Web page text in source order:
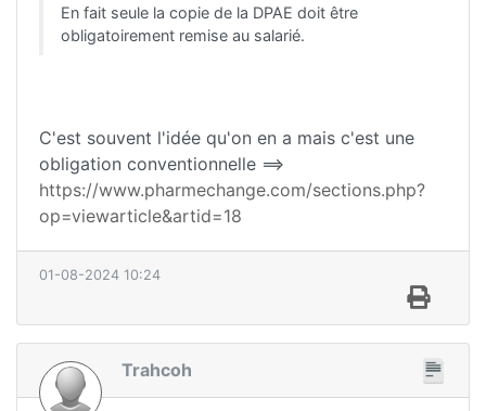
En fait seule la copie de la DPAE doit être
obligatoirement remise au salarié.
C'est souvent l'idée qu'on en a mais c'est une
obligation conventionnelle ==>
https://www.pharmechange.com/sections.php?
op=viewarticle&artid=18
01-08-2024 10:24
Trahcoh